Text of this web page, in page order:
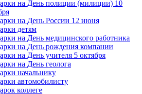
на День полиции (милиции) 10
на День России 12 июня
детям
на День медицинского работника
на День рождения компании
на День учителя 5 октября
на День геолога
начальнику
автомобилисту
коллеге